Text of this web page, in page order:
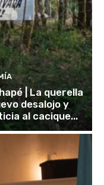
| La querella
desalojo y
al cacique...